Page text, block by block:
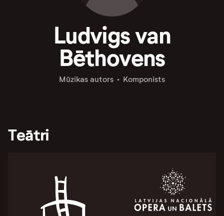
Ludvigs van
Bēthovens
Mūzikas autors Komponists
Teātri